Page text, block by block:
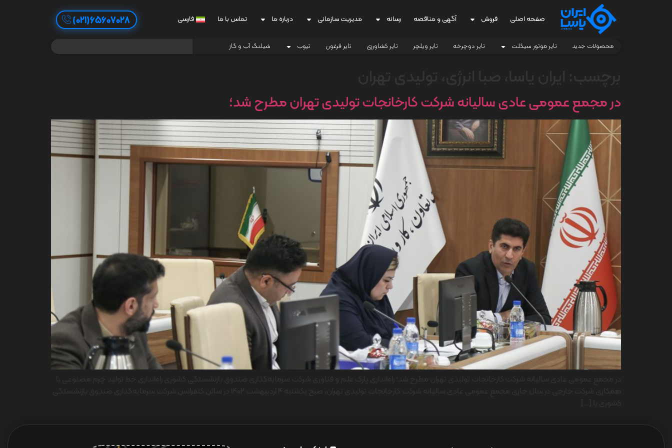
صفحه اصلی فروش آگهی و مناقصه رسانه مدیریت سازمانی درباره ما تماس با ما فارسی 65607028(021)
محصولات جدید تایر موتور سیکلت تایر دوچرخه تایر ویلچر تایر کشاورزی تایر فرغون تیوب شیلنگ آب و گاز
در مجمع عمومی عادی سالیانه شرکت کارخانجات تولیدی تهران مطرح شد؛